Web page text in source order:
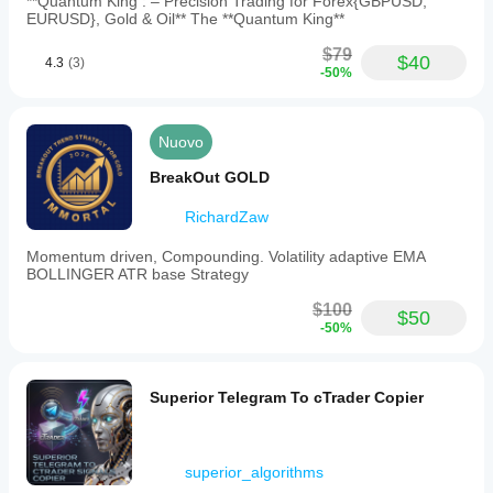
SE | Bias | Conf | Vote | Dir | HYB | V | BB | RS | OC |
Bias: Rialzista / Ribassista / Balanced (per quella
sessione)
Conf : percentuale di confidenza per quella sessione
Vote: voto direzionale (segno bias × confidenza)
Dir: DirScore = media(HYB, V, BB)
Combina “chiusura dentro il range” + “chiusura
vs POC”
volume sessione metà superiore vs
Sk sotto)
BB: punteggio rottura corpo
Misura il momentum solo rottura rispetto al
confine del corpo della candela precedente
EURUSD}, Gold & Oil** The **Quantum King**
4.3 (3) $79
-50% $40
Nuovo
BreakOut GOLD
RichardZaw
Momentum driven, Compounding. Volatility adaptive EMA
BOLLINGER ATR base Strategy
$100
-50% $50
Superior Telegram To cTrader Copier
superior_algorithms